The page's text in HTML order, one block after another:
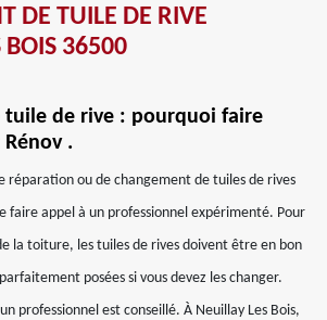
DE TUILE DE RIVE
BOIS 36500
tuile de rive : pourquoi faire
.
réparation ou de changement de tuiles de rives
faire appel à un professionnel expérimenté. Pour
la toiture, les tuiles de rives doivent être en bon
posées si vous devez les changer.
professionnel est conseillé. À Neuillay Les Bois,